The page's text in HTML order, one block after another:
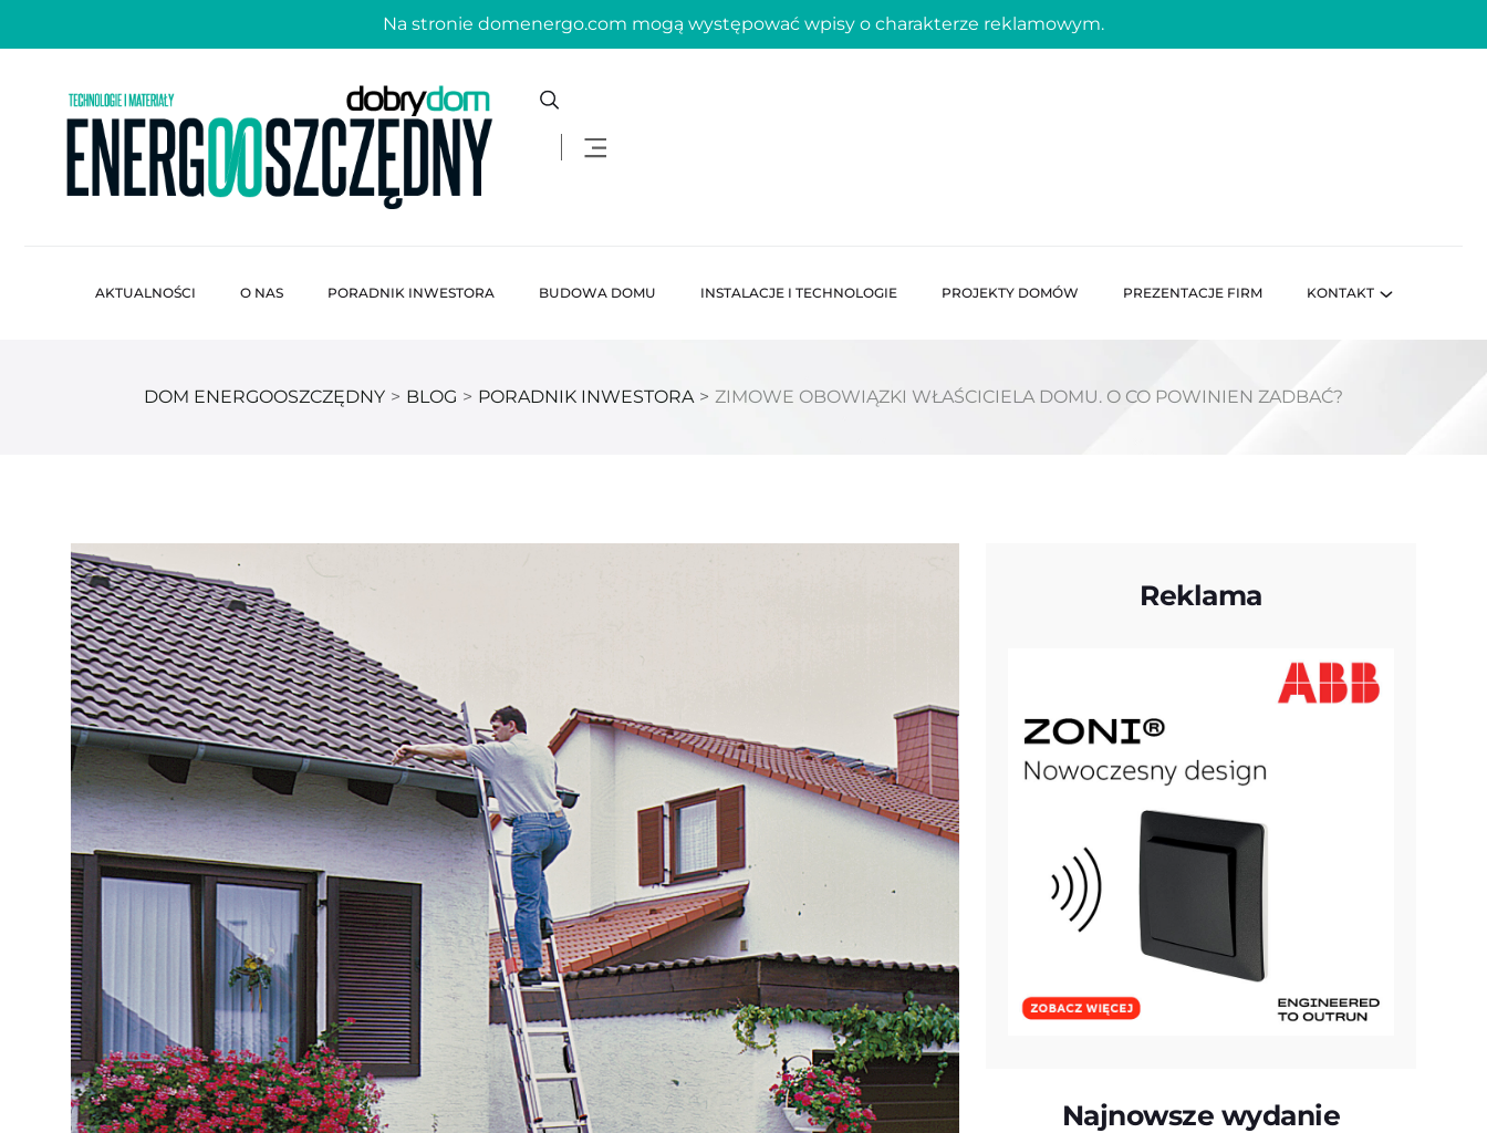
Na stronie domenergo.com mogą występować wpisy o charakterze reklamowym.
AKTUALNOŚCI O NAS PORADNIK INWESTORA BUDOWA DOMU INSTALACJE I TECHNOLOGIE PROJEKTY DOMÓW PREZENTACJE FIRM KONTAKT
DOM ENERGOOSZCZĘDNY > BLOG > PORADNIK INWESTORA > ZIMOWE OBOWIĄZKI WŁAŚCICIELA DOMU. O CO POWINIEN ZADBAĆ?
Reklama
Najnowsze wydanie